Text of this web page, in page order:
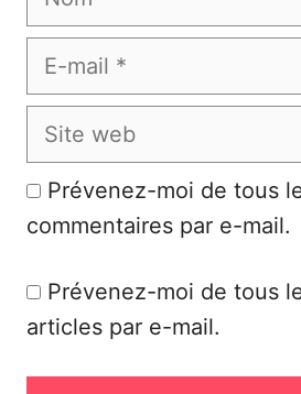
E-
Site
Prévenez-moi de tous
commentaires par e-mail.
Prévenez-moi de tous
articles par e-mail.